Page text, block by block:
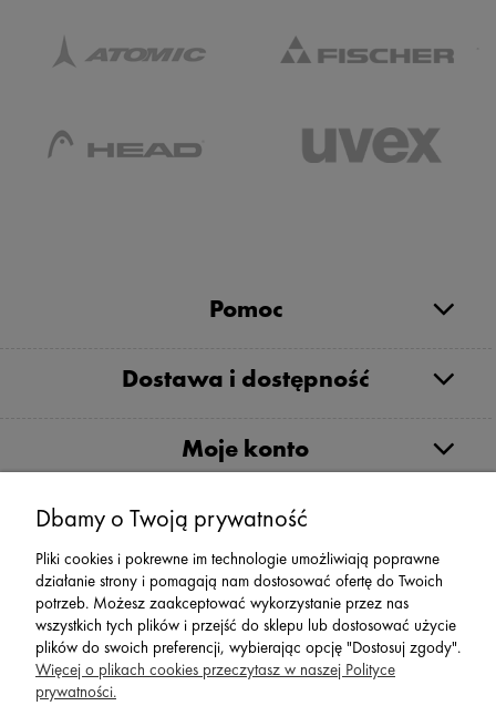
Pomoc
Dostawa i dostępność
Moje konto
Serwis
Zwroty,Reklamacje Wymiany
SPORT 2002 ||
Dbamy o Twoją prywatność
Pliki cookies i pokrewne im technologie umożliwiają poprawne
działanie strony i pomagają nam dostosować ofertę do Twoich
potrzeb. Możesz zaakceptować wykorzystanie przez nas
wszystkich tych plików i przejść do sklepu lub dostosować użycie
plików do swoich preferencji, wybierając opcję "Dostosuj zgody".
Więcej o plikach cookies przeczytasz w naszej Polityce
prywatności.